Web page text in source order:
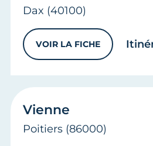
Dax (40100)
VOIR LA FICHE
LANDES (DAX)
Vienne
Poitiers (86000)